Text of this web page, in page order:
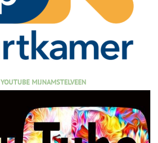
YOUTUBE MIJNAMSTELVEEN